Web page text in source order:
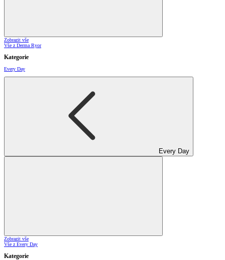
Zobrazit vše
Vše z Derma Ryor
Kategorie
Every Day
Every Day
Zobrazit vše
Vše z Every Day
Kategorie